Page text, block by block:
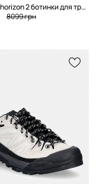
On Cloudhorizon 2 ботинки для треккинга для женщин
8099 грн